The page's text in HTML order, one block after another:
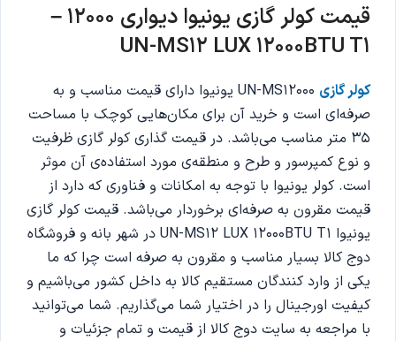
قیمت کولر گازی یونیوا دیواری 12000 –
UN-MS12 LUX 12000BTU T1
کولر گازی
UN-MS12000 یونیوا دارای قیمت مناسب و به
صرفه‌ای است و خرید آن برای مکان‌هایی کوچک با مساحت
35 متر مناسب می‌باشد. در قیمت گذاری کولر گازی ظرفیت
و نوع کمپرسور و طرح و منطقه‌ی مورد استفاده‌ی آن موثر
است. کولر یونیوا با توجه به امکانات و فناوری که دارد از
قیمت مقرون به صرفه‌ای برخوردار می‌باشد. قیمت کولر گازی
یونیوا UN-MS12 LUX 12000BTU T1 در شهر بانه و فروشگاه
دوج کالا بسیار مناسب و مقرون به صرفه است چرا که ما
یکی از وارد کنندگان مستقیم کالا به داخل کشور می‌باشیم و
کیفیت اورجینال را در اختیار شما می‌گذاریم. شما می‌توانید
با مراجعه به سایت دوج کالا از قیمت و تمام جزئيات و